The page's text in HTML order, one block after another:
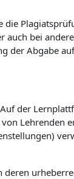
auch bei
der Abgabe
der
Lehrenden